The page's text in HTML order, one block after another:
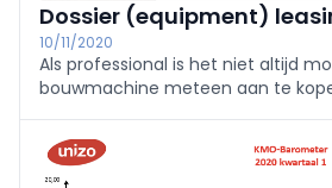
Dossier (equipment)
10/11/2020
Als professional is het niet altijd
bouwmachine meteen aan te
nodig hebt. In dergelijke gevallen
zijn om te kiezen voor leasing.